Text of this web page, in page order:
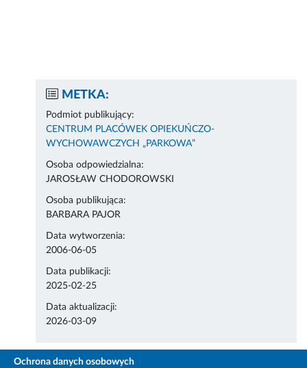
METKA:
Podmiot publikujący:
CENTRUM PLACÓWEK OPIEKUŃCZO-
WYCHOWAWCZYCH „PARKOWA”
Osoba odpowiedzialna:
JAROSŁAW CHODOROWSKI
Osoba publikująca:
BARBARA PAJOR
Data wytworzenia:
2006-06-05
Data publikacji:
2025-02-25
Data aktualizacji:
2026-03-09
Ochrona danych osobowych